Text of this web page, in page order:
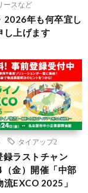
ースなど
2026年も何卒宜し
し上げます
タイアップ2
録ラストチャン
金）開催「中部
流EXCO 2025」